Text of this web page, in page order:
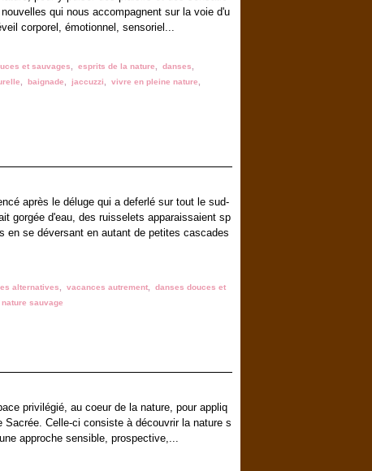
qui nous accompagnent sur la voie d'u
corporel, émotionnel, sensoriel...
et sauvages esprits de la nature danses
baignade jaccuzzi vivre en pleine nature
après le déluge qui a deferlé sur tout le sud-
gorgée d'eau, des ruisselets apparaissaient sp
en se déversant en autant de petites cascades
alternatives vacances autrement
danses douces et
sauvage
privilégié, au coeur de la nature, pour appliq
Celle-ci consiste à découvrir la nature s
approche sensible, prospective,...